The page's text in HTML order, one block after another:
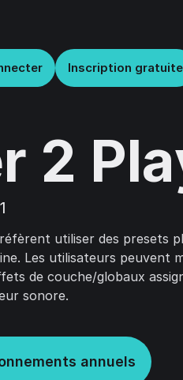
Inscription gratuite
2
utiliser des presets
Les utilisateurs peuvent
de couche/globaux
sonore.
annuels